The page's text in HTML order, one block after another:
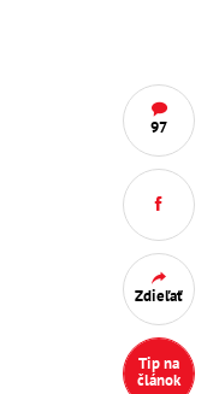
97
Zdieľať
Tip na
článok